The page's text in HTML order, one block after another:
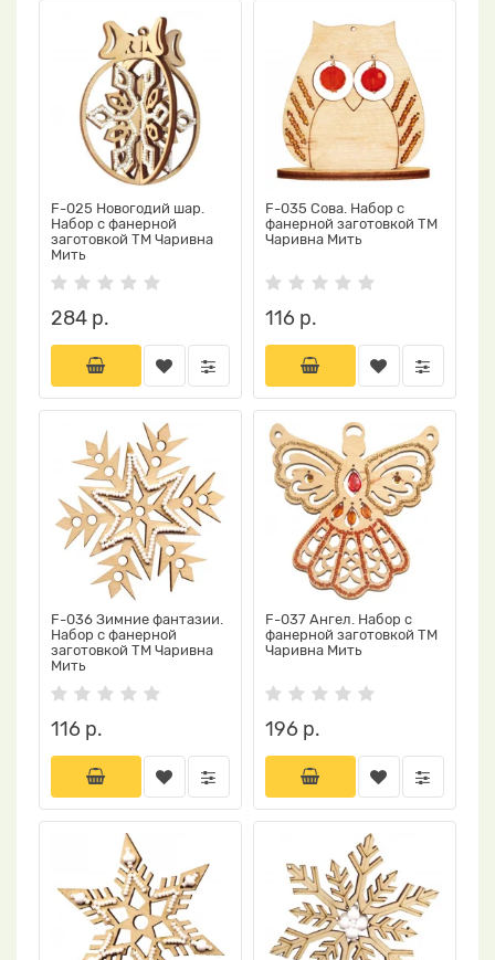
F-025 Новогодий шар.
Набор с фанерной
заготовкой ТМ Чаривна
Мить
284 р.
F-035 Сова. Набор с
фанерной заготовкой ТМ
Чаривна Мить
116 р.
F-036 Зимние фантазии.
Набор с фанерной
заготовкой ТМ Чаривна
Мить
116 р.
F-037 Ангел. Набор с
фанерной заготовкой ТМ
Чаривна Мить
196 р.